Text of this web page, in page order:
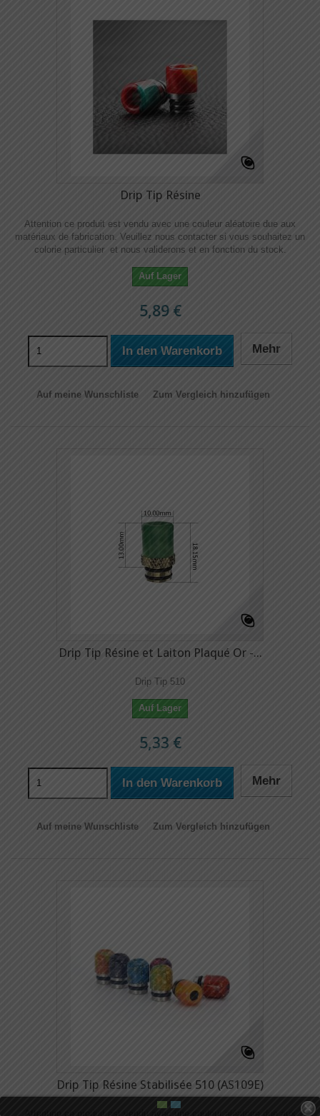
Drip Tip Résine
Attention ce produit est vendu avec une couleur aléatoire due aux
matériaux de fabrication. Veuillez nous contacter si vous souhaitez un
colorie particulier et nous validerons et en fonction du stock.
Auf Lager
5,89 €
In den Warenkorb Mehr
Auf meine Wunschliste Zum Vergleich hinzufügen
Drip Tip Résine et Laiton Plaqué Or -...
Drip Tip 510
Auf Lager
5,33 €
In den Warenkorb Mehr
Auf meine Wunschliste Zum Vergleich hinzufügen
Drip Tip Résine Stabilisée 510 (AS109E)